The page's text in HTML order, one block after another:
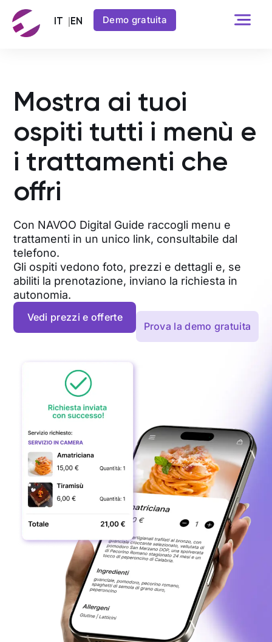
Demo gratuita
Mostra ai tuoi
ospiti tutti i menù e
i trattamenti che
offri
Con NAVOO Digital Guide raccogli menu e
trattamenti in un unico link, consultabile dal
telefono.
Gli ospiti vedono foto, prezzi e dettagli e, se
abiliti la prenotazione, inviano la richiesta in
autonomia.
Vedi prezzi e offerte
Prova la demo gratuita